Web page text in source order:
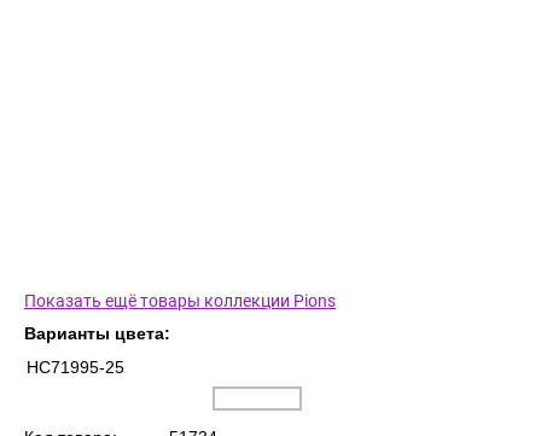
Показать ещё товары коллекции Pions
Варианты цвета:
HC71995-25